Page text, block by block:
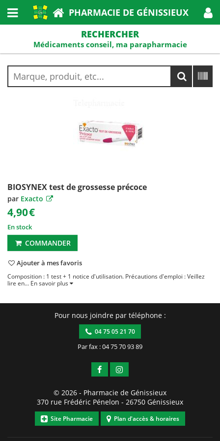
PHARMACIE DE GÉNISSIEUX
RECHERCHER
Médicaments conseil, ma parapharmacie
BIOSYNEX test de grossesse précoce
par Exacto
4,90€
En stock
COMMANDER
Ajouter à mes favoris
Composition : 1 test + 1 notice d'utilisation. Précautions d'emploi : Veillez
lire en... En savoir plus
Pour nous joindre par téléphone :
04 75 05 21 70
Par fax : 04 75 70 93 89
© 2026 - Pharmacie de Génissieux
370 rue Frédéric Pénelon - 26750 Génissieux
Site Pharmacie Plan d'accès & horaires